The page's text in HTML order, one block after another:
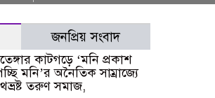
জনপ্রিয় সংবাদ
কাটগড়ে ‘মনি প্রকাশ
মনি’র অনৈতিক সাম্রাজ্যে
তরুণ সমাজ,